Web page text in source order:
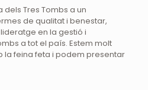
Tres Tombs a un
de qualitat i benestar,
en la gestió i
a tot el país. Estem molt
la feina feta i podem presentar